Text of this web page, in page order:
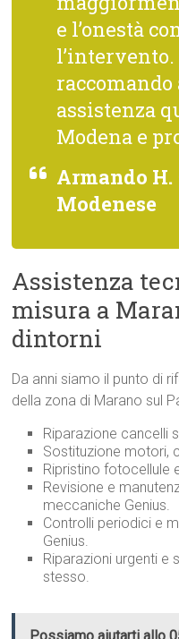
e l’onestà
assistenza
Modena e
Armando
Modenese
Assistenza
misura a
dintorni
Da anni siamo il punto di
della zona di Marano sul
Riparazione cancelli
Sostituzione motori,
Ripristino fotocellule
Revisione e
meccaniche Genius.
Controlli periodici e
Genius.
Riparazioni urgenti e
stesso.